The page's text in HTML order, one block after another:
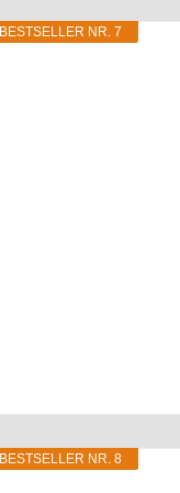
BEST­SEL­LER NR. 7
BEST­SEL­LER NR. 8